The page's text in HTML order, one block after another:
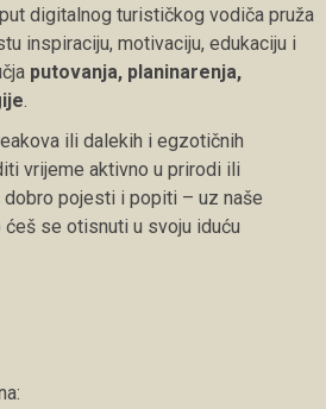
digitalnog turističkog vodiča pruža
inspiraciju, motivaciju, edukaciju i
putovanja, planinarenja,
.
ili dalekih i egzotičnih
vrijeme aktivno u prirodi ili
pojesti i popiti – uz naše
se otisnuti u svoju iduću